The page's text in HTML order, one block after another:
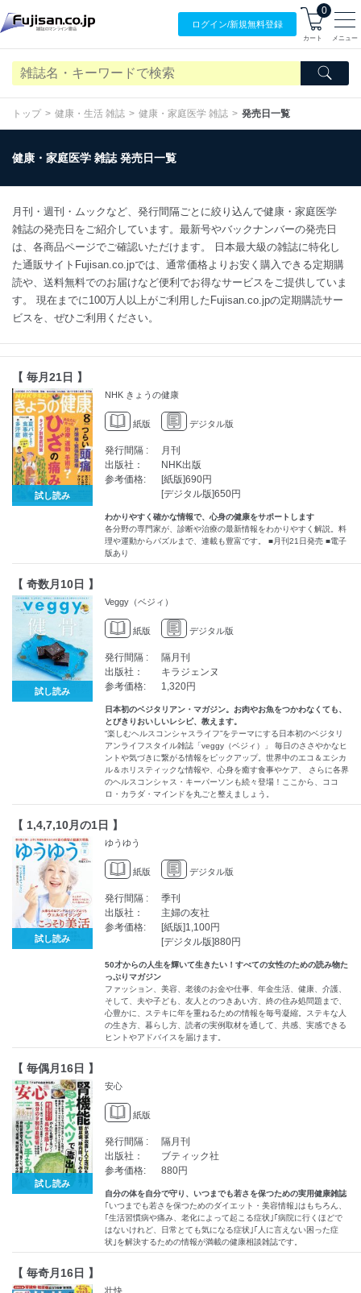
ログイン/新規無料登録
0
カート メニュー
トップ 健康・生活 雑誌 健康・家庭医学 雑誌 発売日一覧
健康・家庭医学 雑誌 発売日一覧
月刊・週刊・ムックなど、発行間隔ごとに絞り込んで健康・家庭医学
雑誌の発売日をご紹介しています。最新号やバックナンバーの発売日
は、各商品ページでご確認いただけます。 日本最大級の雑誌に特化し
た通販サイトFujisan.co.jpでは、通常価格よりお安く購入できる定期購
読や、送料無料でのお届けなど便利でお得なサービスをご提供していま
す。 現在までに100万人以上がご利用したFujisan.co.jpの定期購読サー
ビスを、ぜひご利用ください。
【 毎月21日 】
試し読み
NHK きょうの健康
紙版 デジタル版
発行間隔 :
月刊
出版社：
NHK出版
参考価格:
[紙版]690円
[デジタル版]650円
わかりやすく確かな情報で、心身の健康をサポートします
各分野の専門家が、診断や治療の最新情報をわかりやすく解説。料
理や運動からパズルまで、連載も豊富です。 ■月刊21日発売 ■電子
版あり
【 奇数月10日 】
試し読み
Veggy（ベジィ）
紙版 デジタル版
発行間隔 :
隔月刊
出版社：
キラジェンヌ
参考価格:
1,320円
日本初のベジタリアン・マガジン。お肉やお魚をつかわなくても、
とびきりおいしいレシピ、教えます。
“楽しむヘルスコンシャスライフ”をテーマにする日本初のベジタリ
アンライフスタイル雑誌「veggy（ベジィ）」 毎日のささやかなヒ
ントや気づきに繋がる情報をピックアップ。世界中のエコ＆エシカ
ル＆ホリスティックな情報や、心身を癒す食事やケア、 さらに各界
のヘルスコンシャス・キーパーソンも続々登場！ここから、ココ
ロ・カラダ・マインドを丸ごと整えましょう。
【 1,4,7,10月の1日 】
試し読み
ゆうゆう
紙版 デジタル版
発行間隔 :
季刊
出版社：
主婦の友社
参考価格:
[紙版]1,100円
[デジタル版]880円
50才からの人生を輝いて生きたい！すべての女性のための読み物た
っぷりマガジン
ファッション、美容、老後のお金や仕事、年金生活、健康、介護、
そして、夫や子ども、友人とのつきあい方、終の住み処問題まで、
心豊かに、ステキに年を重ねるための情報を毎号凝縮。ステキな人
の生き方、暮らし方、読者の実例取材を通して、共感、実感できる
ヒントやアドバイスを届けます。
【 毎偶月16日 】
試し読み
安心
紙版
発行間隔 :
隔月刊
出版社：
ブティック社
参考価格:
880円
自分の体を自分で守り、いつまでも若さを保つための実用健康雑誌
｢いつまでも若さを保つためのダイエット・美容情報｣はもちろん、
｢生活習慣病や痛み、老化によって起こる症状｣｢病院に行くほどで
はないけれど、日常とても気になる症状｣｢人に言えない困った症
状｣を解決するための情報が満載の健康相談雑誌です。
【 毎奇月16日 】
壮快